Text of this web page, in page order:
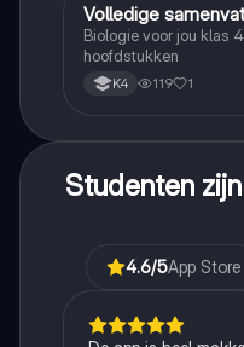
Biologie
Volledige
Biologie voor jou klas
hoofdstukken
K4 119 1
Studenten
4.6/5App Store